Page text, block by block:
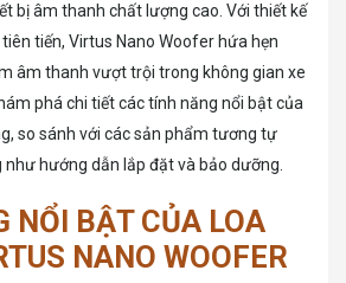
bị âm thanh chất lượng cao. Với thiết kế
tiến, Virtus Nano Woofer hứa hẹn
âm thanh vượt trội trong không gian xe
phá chi tiết các tính năng nổi bật của
so sánh với các sản phẩm tương tự
hướng dẫn lắp đặt và bảo dưỡng.
NỔI BẬT CỦA LOA
NANO WOOFER